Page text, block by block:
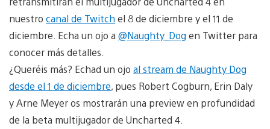
nuestro canal de Twitch el 8 de diciembre y el 11 de
diciembre. Echa un ojo a @Naughty_Dog en Twitter para
conocer más detalles.
¿Queréis más? Echad un ojo al stream de Naughty Dog
desde el 1 de diciembre, pues Robert Cogburn, Erin Daly
y Arne Meyer os mostrarán una preview en profundidad
de la beta multijugador de Uncharted 4.